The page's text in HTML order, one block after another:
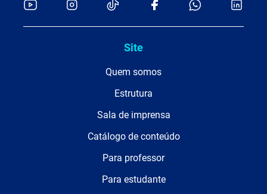
Site
Quem somos
Estrutura
Sala de imprensa
Catálogo de conteúdo
Para professor
Para estudante